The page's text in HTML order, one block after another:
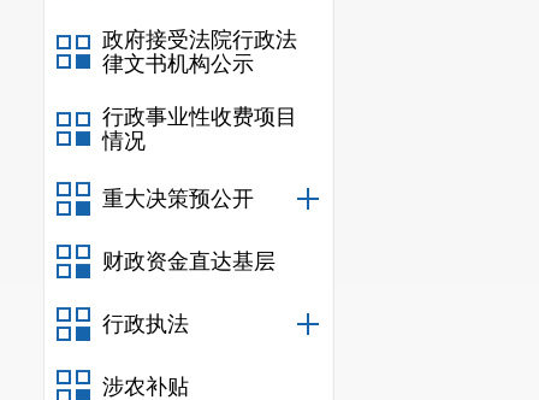
政府接受法院行政法
律文书机构公示
行政事业性收费项目
情况
重大决策预公开
财政资金直达基层
行政执法
涉农补贴